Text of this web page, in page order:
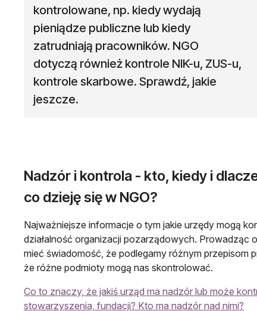
kontrolowane, np. kiedy wydają
pieniądze publiczne lub kiedy
zatrudniają pracowników. NGO
dotyczą również kontrole NIK-u, ZUS-u,
kontrole skarbowe. Sprawdź, jakie
jeszcze.
Nadzór i kontrola - kto, kiedy i
co dzieję się w NGO?
Najważniejsze informacje o tym jakie urzędy mogą
działalność organizacji pozarządowych. Prowadząc
mieć świadomość, że podlegamy różnym przepisom
że różne podmioty mogą nas skontrolować.
Co to znaczy, że jakiś urząd ma nadzór lub może
stowarzyszenia, fundacji? Kto ma nadzór nad nimi?